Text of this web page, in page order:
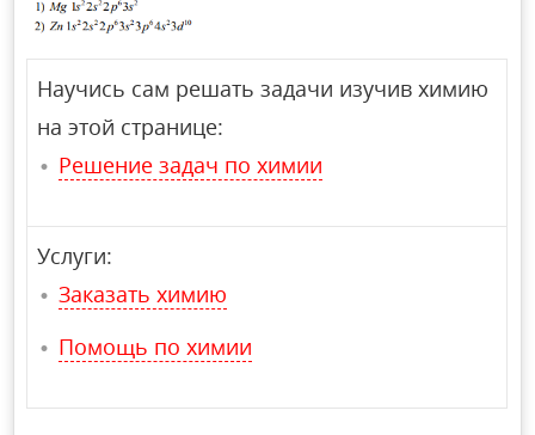
Научись сам решать задачи изучив химию
на этой странице:
Решение задач по химии
Услуги:
Заказать химию
Помощь по химии